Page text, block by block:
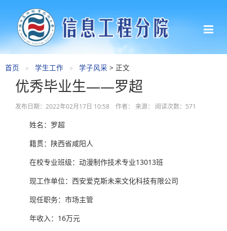
首页 学生工作 学子风采 > 正文
优秀毕业生——罗超
发布日期：2022年02月17日 10:58 作者： 来源： 阅读次数： 571
姓名：罗超
籍贯：陕西省咸阳人
在校专业班级：动漫制作技术专业13013班
现工作单位：西安爱克斯未来文化科技有限公司
现任职务：市场主管
年收入：16万元